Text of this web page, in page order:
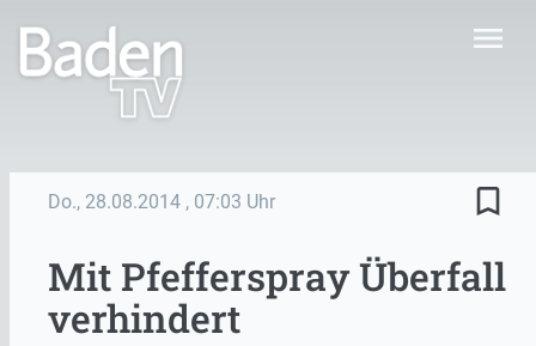
menu
Do., 28.08.2014 , 07:03 Uhr bookmark_border
Mit Pfefferspray Überfall
verhindert